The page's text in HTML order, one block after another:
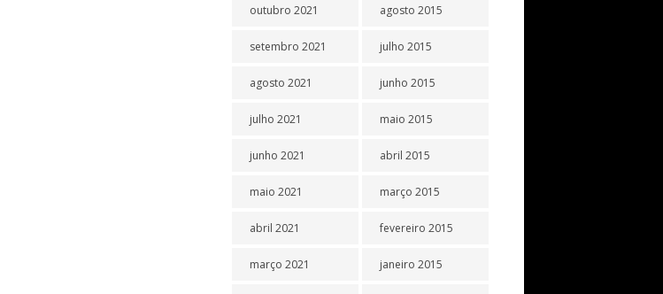
outubro 2021
setembro 2021
agosto 2021
julho 2021
junho 2021
maio 2021
abril 2021
março 2021
agosto 2015
julho 2015
junho 2015
maio 2015
abril 2015
março 2015
fevereiro 2015
janeiro 2015